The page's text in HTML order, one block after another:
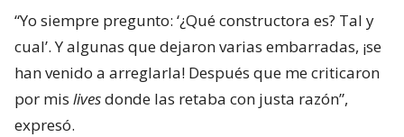
“Yo siempre pregunto: ‘¿Qué constructora es? Tal y
cual’. Y algunas que dejaron varias embarradas, ¡se
han venido a arreglarla! Después que me criticaron
por mis livesdonde las retaba con justa razón”,
expresó.